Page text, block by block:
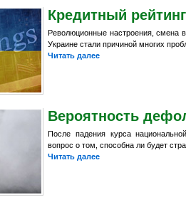
Кредитный
Революционные настроения, смена
Украине стали причиной многих
Читать далее
Вероятность
После падения курса
вопрос о том, способна ли будет
Читать далее